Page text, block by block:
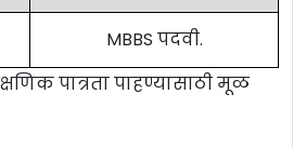
MBBS पदवी.
पात्रता पाहण्यासाठी मूळ